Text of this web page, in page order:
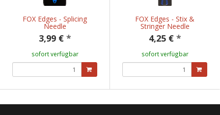
FOX Edges - Splicing
Needle
3,99 € *
sofort verfügbar
FOX Edges - Stix &
Stringer Needle
4,25 € *
sofort verfügbar